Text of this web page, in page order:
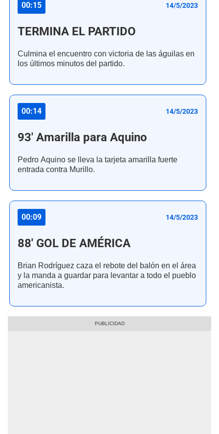
00:15 14/5/2023
TERMINA EL PARTIDO
Culmina el encuentro con victoria de las águilas en
los últimos minutos del partido.
00:14 14/5/2023
93' Amarilla para Aquino
Pedro Aquino se lleva la tarjeta amarilla fuerte
entrada contra Murillo.
00:09 14/5/2023
88' GOL DE AMÉRICA
Brian Rodríguez caza el rebote del balón en el área
y la manda a guardar para levantar a todo el pueblo
americanista.